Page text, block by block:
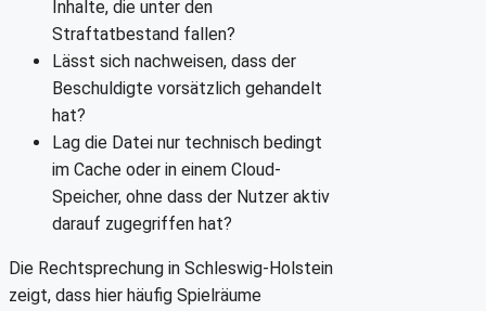
Inhalte, die unter den
Straftatbestand fallen?
Lässt sich nachweisen, dass der
Beschuldigte vorsätzlich gehandelt
hat?
Lag die Datei nur technisch bedingt
im Cache oder in einem Cloud-
Speicher, ohne dass der Nutzer aktiv
darauf zugegriffen hat?
Die Rechtsprechung in Schleswig-Holstein
zeigt, dass hier häufig Spielräume